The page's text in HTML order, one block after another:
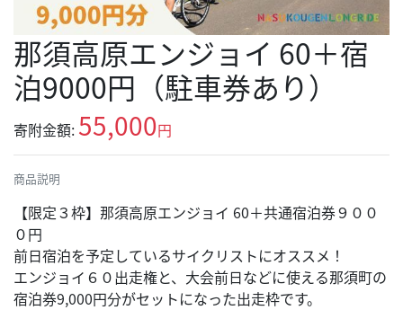
那須高原エンジョイ 60＋宿
泊9000円（駐車券あり）
寄附金額: 55,000円
商品説明
【限定３枠】那須高原エンジョイ 60＋共通宿泊券９００
０円
前日宿泊を予定しているサイクリストにオススメ！
エンジョイ６０出走権と、大会前日などに使える那須町の
宿泊券9,000円分がセットになった出走枠です。